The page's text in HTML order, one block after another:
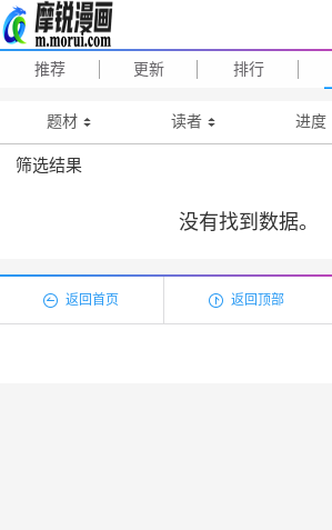
推荐 更新 排行
题材 读者 进度
筛选结果
没有找到数据。
返回首页 返回顶部